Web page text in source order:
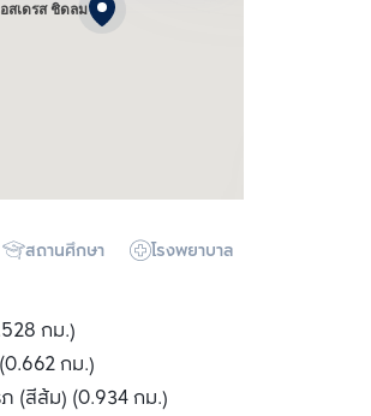
สเดรส ชิดลม
สถานศึกษา โรงพยาบาล
กม.)
กม.)
ภ (สีส้ม) (0.934 กม.)